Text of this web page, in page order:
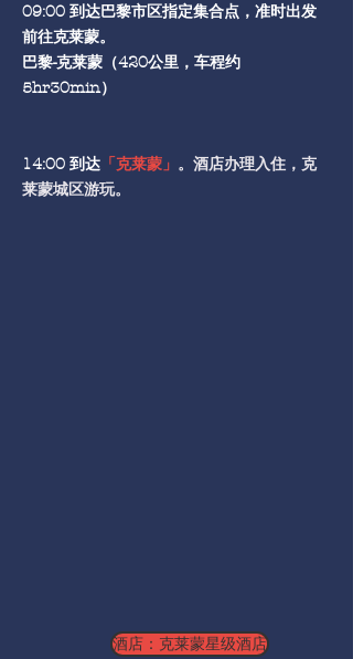
09:00 到达巴黎市区指定集合点，准时出发
前往克莱蒙。
巴黎-克莱蒙（420公里，车程约
5hr30min）
14:00 到达 「克莱蒙」 。酒店办理入住，克
莱蒙城区游玩。
酒店：克莱蒙星级酒店